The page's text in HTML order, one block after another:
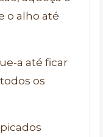
o alho até
a até ficar
os